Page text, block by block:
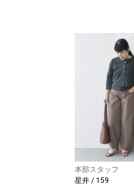
本部スタッフ
星井 / 159